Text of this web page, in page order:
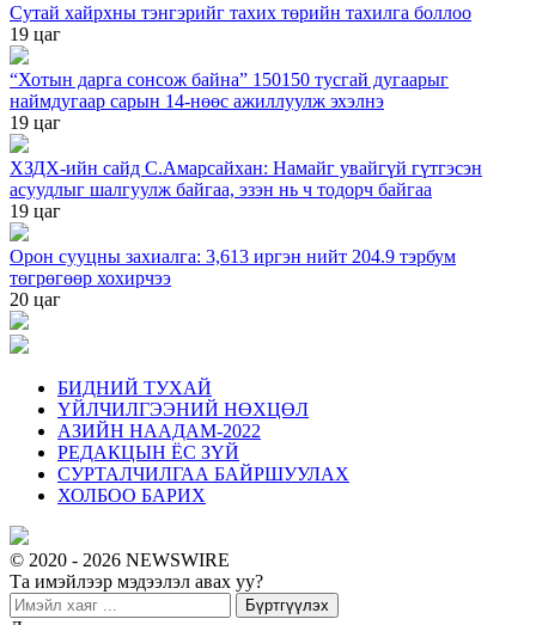
Сутай хайрхны тэнгэрийг тахих төрийн тахилга боллоо
19 цаг
“Хотын дарга сонсож байна” 150150 тусгай дугаарыг
наймдугаар сарын 14-нөөс ажиллуулж эхэлнэ
19 цаг
ХЗДХ-ийн сайд С.Амарсайхан: Намайг увайгүй гүтгэсэн
асуудлыг шалгуулж байгаа, эзэн нь ч тодорч байгаа
19 цаг
Орон сууцны захиалга: 3,613 иргэн нийт 204.9 тэрбум
төгрөгөөр хохирчээ
20 цаг
БИДНИЙ ТУХАЙ
ҮЙЛЧИЛГЭЭНИЙ НӨХЦӨЛ
АЗИЙН НААДАМ-2022
РЕДАКЦЫН ЁС ЗҮЙ
СУРТАЛЧИЛГАА БАЙРШУУЛАХ
ХОЛБОО БАРИХ
© 2020 - 2026 NEWSWIRE
Та имэйлээр мэдээлэл авах уу?
Бүртгүүлэх